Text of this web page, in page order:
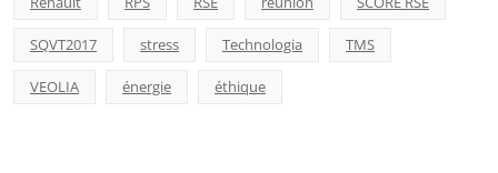
SQVT2017 stress Technologia TMS
VEOLIA énergie éthique